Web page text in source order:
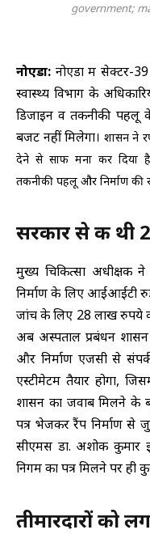
government;
नोएडा: नोएडा में सेक्टर-
स्वास्थ्य विभाग के
डिजाइन व तकनीकी पहलू
बजट नहीं मिलेगा। शासन ने
देने से साफ मना कर दिया
तकनीकी पहलू और निर्माण की
सरकार से की थी
मुख्य चिकित्सा अधीक्षक
निर्माण के लिए आईआईटी
जांच के लिए 28 लाख रुपये
अब अस्पताल प्रबंधन शासन
और निर्माण एजेंसी से
एस्टीमेटम तैयार होगा,
शासन का जवाब मिलने के
पत्र भेजकर रैंप निर्माण से
सीएमस डा. अशोक कुमार
निगम का पत्र मिलने पर ही
तीमारदारों को